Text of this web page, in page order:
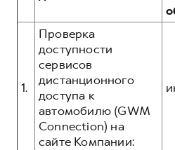
АКСЕССУАРЫ HAVAL
Автомобильные аксессуары
Коллекция PRO
Коллекция Базовая
Коллекция Детская
Автомобильные
Коллекция PRO
Коллекция Базовая
Коллекция Детская
1.
Проверка
доступности
сервисов
дистанционного
доступа к
автомобилю (GWM
Connection) на
сайте Компании: